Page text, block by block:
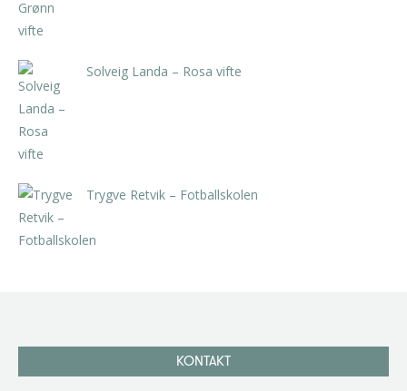
Solveig Landa – Rosa vifte
Trygve Retvik – Fotballskolen
KONTAKT